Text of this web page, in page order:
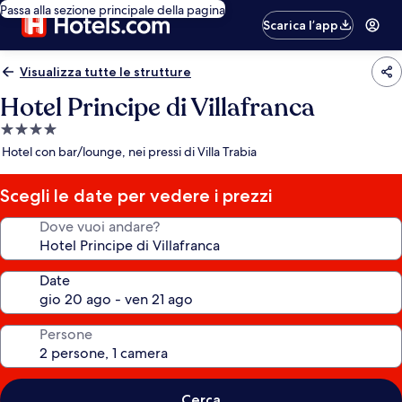
Passa alla sezione principale della pagina
Scarica l’app
Visualizza tutte le strutture
Hotel Principe di Villafranca
Struttura
a
stelle
Hotel con bar/lounge, nei pressi di Villa Trabia
Scegli le date per vedere i prezzi
Dove vuoi andare?
Date
Persone